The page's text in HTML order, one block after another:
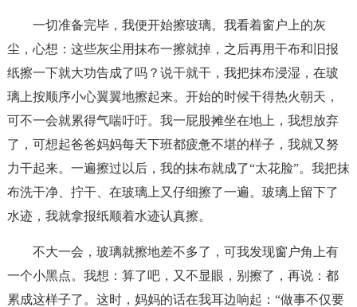
一切准备完毕，我便开始擦玻璃。我看着窗户上的灰
尘，心想：这些灰尘用抹布一擦就掉，之后再用干布和旧报
纸擦一下就大功告成了吗？说干就干，我把抹布浸湿，在玻
璃上按顺序小心翼翼地擦起来。开始的时候干得热火朝天，
可不一会就累得气喘吁吁。我一屁股摊坐在地上，我想放弃
了，可想起爸爸妈妈每天下班都疲惫不堪的样子，我就又努
力干起来。一遍擦过以后，我的抹布就成了“太花脸”。我把抹
布洗干净、拧干、在玻璃上又仔细擦了一遍。玻璃上留下了
水迹，我就拿报纸顺着水迹认真擦。
不大一会，玻璃就擦地差不多了，可我发现窗户角上有
一个小黑点。我想：算了吧，又不显眼，别擦了，再说：都
累成这样子了。这时，妈妈的话在我耳边响起：“做事不仅要